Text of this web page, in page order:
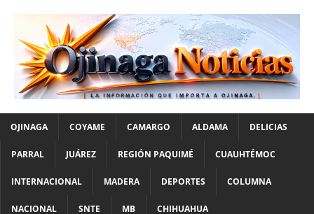
OJINAGA COYAME CAMARGO ALDAMA DELICIAS
PARRAL JUÁREZ REGIÓN PAQUIMÉ CUAUHTÉMOC
INTERNACIONAL MADERA DEPORTES COLUMNA
NACIONAL SNTE MB CHIHUAHUA